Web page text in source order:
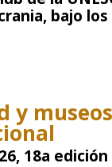
bajo
y
18a